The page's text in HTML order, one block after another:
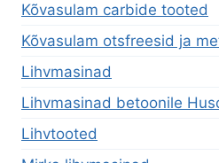
Kõvasulam carbide tooted
Kõvasulam otsfreesid ja
Lihvmasinad
Lihvmasinad betoonile
Lihvtooted